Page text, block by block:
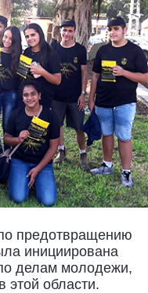
предотвращению
инициирована
делам молодежи,
этой области.